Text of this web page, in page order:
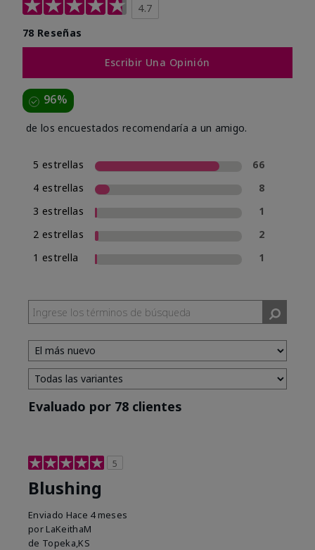
4.7
78 Reseñas
Escribir Una Opinión
96%
de los encuestados recomendaría a un amigo.
5 estrellas
66
4 estrellas
8
3 estrellas
1
2 estrellas
2
1 estrella
1
Evaluado por 78 clientes
5
Blushing
Enviado Hace 4 meses
por LaKeithaM
de Topeka,KS